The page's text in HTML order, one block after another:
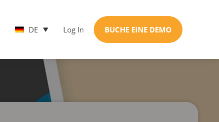
DE Log In BUCHE EINE DEMO